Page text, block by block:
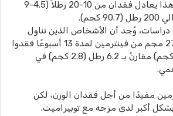
الشخص حوالي 10%. هذا يعادل فقدان من 10-20 رطلاً (4.5-9
وُجد أن الأشخاص الذين تناول
جرعة متوسطة من 27.5 مجم من فينترمين لمدة 13 أسبوعًا فقدوا
حوالي 13.9 رطل (6.3 كجم) مقارنً بـ 6.2 رطل (2.8 كجم) في
مفيدًا من أجل فقدان الوزن، لكن
أكبر لدى مزجه مع توبيراميت.